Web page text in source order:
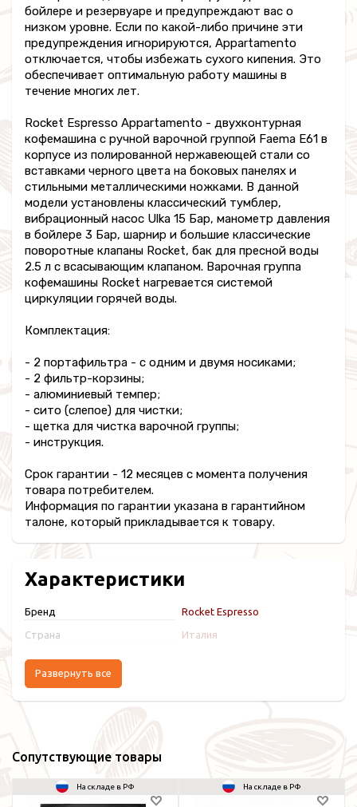
бойлере и резервуаре и предупреждают вас о
низком уровне. Если по какой-либо причине эти
предупреждения игнорируются, Appartamento
отключается, чтобы избежать сухого кипения. Это
обеспечивает оптимальную работу машины в
течение многих лет.
Rocket Espresso Appartamento - двухконтурная
кофемашина с ручной варочной группой Faema E61 в
корпусе из полированной нержавеющей стали со
вставками черного цвета на боковых панелях и
стильными металлическими ножками. В данной
модели установлены классический тумблер,
вибрационный насос Ulka 15 Бар, манометр давления
в бойлере 3 Бар, шарнир и большие классические
поворотные клапаны Rocket, бак для пресной воды
2.5 л с всасывающим клапаном. Варочная группа
кофемашины Rocket нагревается системой
циркуляции горячей воды.
Комплектация:
- 2 портафильтра - с одним и двумя носиками;
- 2 фильтр-корзины;
- алюминиевый темпер;
- сито (слепое) для чистки;
- щетка для чистка варочной группы;
- инструкция.
Срок гарантии - 12 месяцев с момента получения
товара потребителем.
Информация по гарантии указана в гарантийном
талоне, который прикладывается к товару.
Характеристики
Бренд Rocket Espresso
Страна Италия
Развернуть все
Сопутствующие товары
На складе в РФ На складе в РФ